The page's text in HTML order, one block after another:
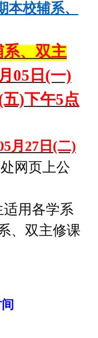
本校辅系、
、双主
05日(一)
五)下午5点
月27日(二)
网页上公
用各学系
、双主修课